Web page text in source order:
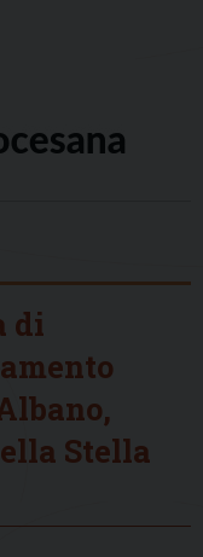
di
Stella